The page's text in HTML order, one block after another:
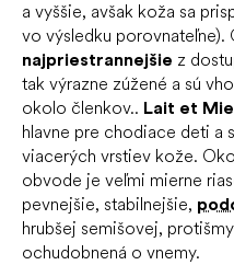
a vyššie, avšak koža sa
vo výsledku porovnateľne).
najpriestrannejšie z
tak výrazne zúžené a sú
okolo členkov.. Lait et
hlavne pre chodiace deti a
viacerých vrstiev kože.
obvode je veľmi mierne
pevnejšie, stabilnejšie,
hrubšej semišovej,
ochudobnená o vnemy.